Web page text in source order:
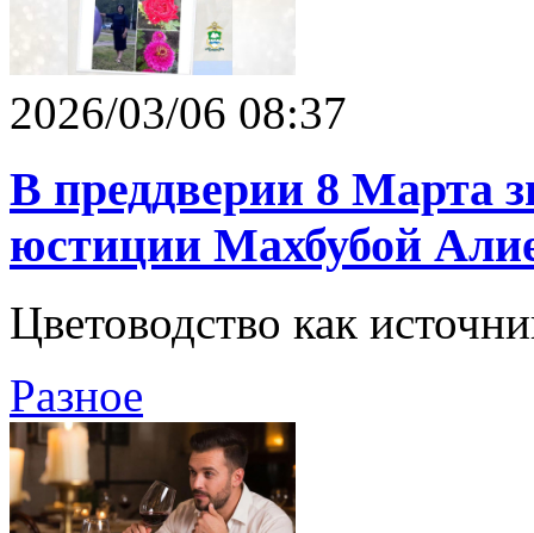
2026/03/06 08:37
В преддверии 8 Марта
юстиции Махбубой
Цветоводство как
Разное